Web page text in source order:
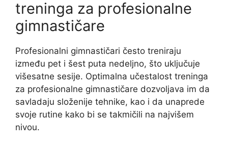
treninga za profesionalne
gimnastičare
Profesionalni gimnastičari često treniraju
između pet i šest puta nedeljno, što uključuje
višesatne sesije. Optimalna učestalost treninga
za profesionalne gimnastičare dozvoljava im da
savladaju složenije tehnike, kao i da unaprede
svoje rutine kako bi se takmičili na najvišem
nivou.